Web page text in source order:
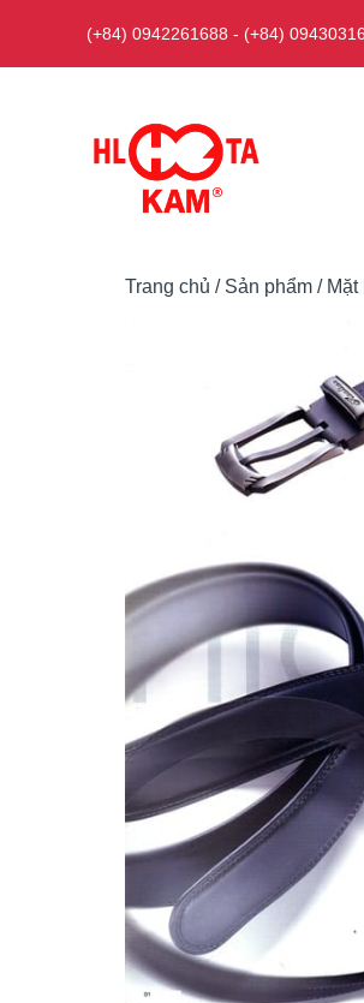
nội
(+84) 0942261688 - (+84)
Trang chủ / Sản phẩm /